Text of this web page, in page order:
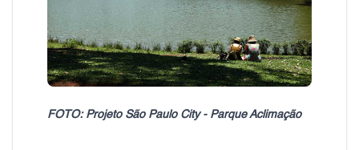
FOTO: Projeto São Paulo City - Parque Aclimação